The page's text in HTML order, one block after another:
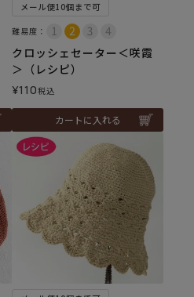
メール便10個まで可
難易度：
クロッシェセーター＜咲霞
＞（レシピ）
¥110税込
カートに入れる